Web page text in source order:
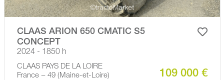
CLAAS ARION 650 CMATIC S5
CONCEPT
2024 - 1850 h
CLAAS PAYS DE LA LOIRE
France − 49 (Maine-et-Loire)
109 000 €